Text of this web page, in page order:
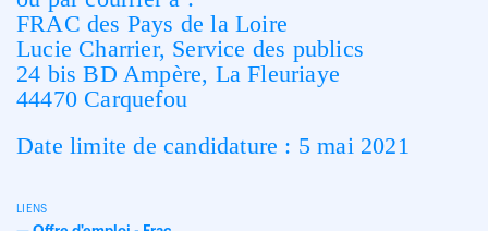
FRAC des Pays de la Loire
Lucie Charrier, Service des publics
24 bis BD Ampère, La Fleuriaye
44470 Carquefou
Date limite de candidature : 5 mai 2021
LIENS